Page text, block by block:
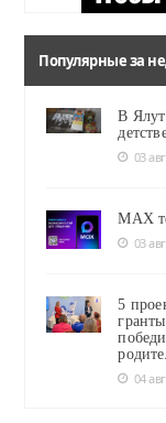
Популярные за
В
03
MAX
03
5
04